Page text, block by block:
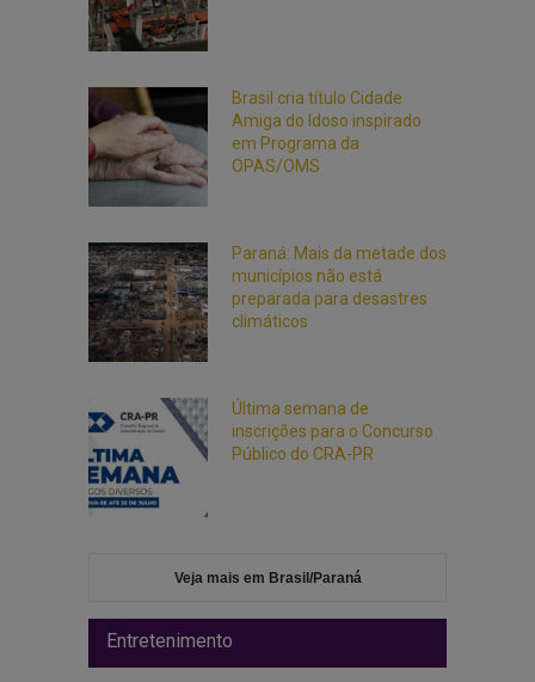
Brasil cria título Cidade
Amiga do Idoso inspirado
em Programa da
OPAS/OMS
Paraná: Mais da metade dos
municípios não está
preparada para desastres
climáticos
Última semana de
inscrições para o Concurso
Público do CRA-PR
Veja mais em Brasil/Paraná
Entretenimento